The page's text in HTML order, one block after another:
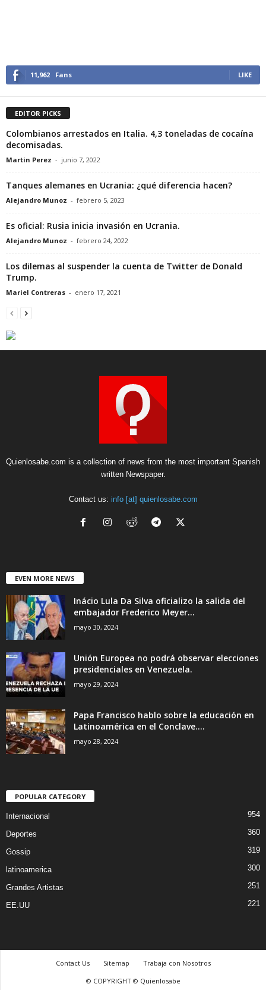
11,962 Fans LIKE
EDITOR PICKS
Colombianos arrestados en Italia. 4,3 toneladas de cocaína
decomisadas.
Martin Perez - junio 7, 2022
Tanques alemanes en Ucrania: ¿qué diferencia hacen?
Alejandro Munoz - febrero 5, 2023
Es oficial: Rusia inicia invasión en Ucrania.
Alejandro Munoz - febrero 24, 2022
Los dilemas al suspender la cuenta de Twitter de Donald
Trump.
Mariel Contreras - enero 17, 2021
Quienlosabe.com is a collection of news from the most important Spanish
written Newspaper.
Contact us: info [at] quienlosabe.com
EVEN MORE NEWS
Inácio Lula Da Silva oficializo la salida del
embajador Frederico Meyer...
mayo 30, 2024
Unión Europea no podrá observar elecciones
presidenciales en Venezuela.
mayo 29, 2024
Papa Francisco hablo sobre la educación en
Latinoamérica en el Conclave....
mayo 28, 2024
POPULAR CATEGORY
Internacional 954
Deportes 360
Gossip 319
latinoamerica 300
Grandes Artistas 251
EE.UU 221
Contact Us Sitemap
Trabaja con Nosotros
© COPYRIGHT © Quienlosabe